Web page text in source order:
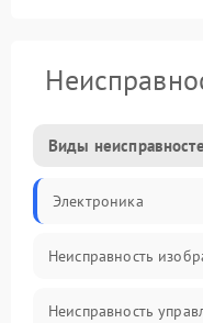
Виды
Электроника
Неисправность
Неисправность